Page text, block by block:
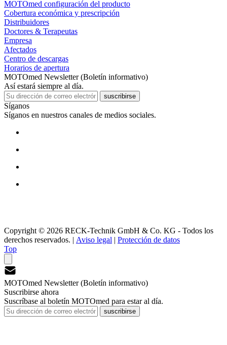
MOTOmed configuración del producto
Cobertura económica y prescripción
Distribuidores
Doctores & Terapeutas
Empresa
Afectados
Centro de descargas
Horarios de apertura
MOTOmed Newsletter (Boletín informativo)
Así estará siempre al día.
suscribirse
Síganos
Síganos en nuestros canales de medios sociales.
Copyright © 2026 RECK-Technik GmbH & Co. KG - Todos los
derechos reservados. | Aviso legal | Protección de datos
Top
MOTOmed Newsletter (Boletín informativo)
Suscribirse ahora
Suscríbase al boletín MOTOmed para estar al día.
suscribirse